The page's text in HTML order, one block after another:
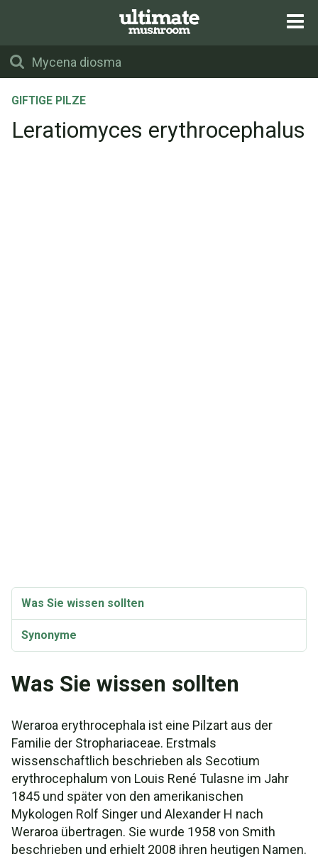
GIFTIGE PILZE
Leratiomyces erythrocephalus
Was Sie wissen sollten
Synonyme
Was Sie wissen sollten
Weraroa erythrocephala ist eine Pilzart aus der
Familie der Strophariaceae. Erstmals
wissenschaftlich beschrieben als Secotium
erythrocephalum von Louis René Tulasne im Jahr
1845 und später von den amerikanischen
Mykologen Rolf Singer und Alexander H nach
Weraroa übertragen. Sie wurde 1958 von Smith
beschrieben und erhielt 2008 ihren heutigen Namen.